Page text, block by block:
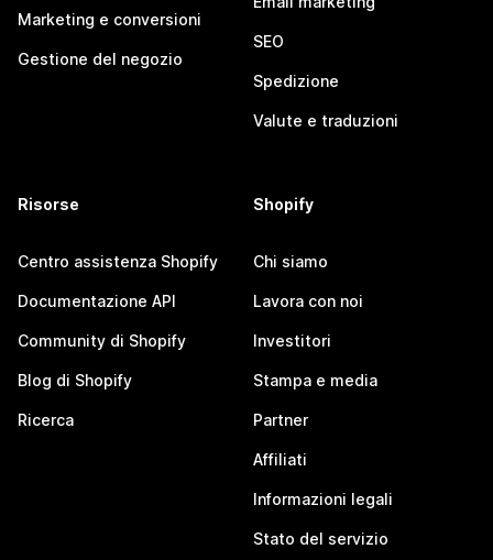
Marketing e conversioni
Gestione del negozio
SEO
Spedizione
Valute e traduzioni
Risorse
Centro assistenza Shopify
Documentazione API
Community di Shopify
Blog di Shopify
Ricerca
Shopify
Chi siamo
Lavora con noi
Investitori
Stampa e media
Partner
Affiliati
Informazioni legali
Stato del servizio